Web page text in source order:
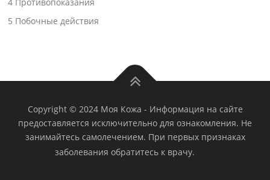
5 Побочные действия
Copyright © 2024 Моя Кожа - Информация на сайте
предоставляется исключительно для ознакомления. Не
занимайтесь самолечением. При первых признаках
заболевания обратитесь к врачу.